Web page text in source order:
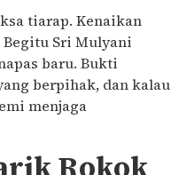
tiarap. Kenaikan
Sri Mulyani
baru. Bukti
berpihak, dan kalau
menjaga